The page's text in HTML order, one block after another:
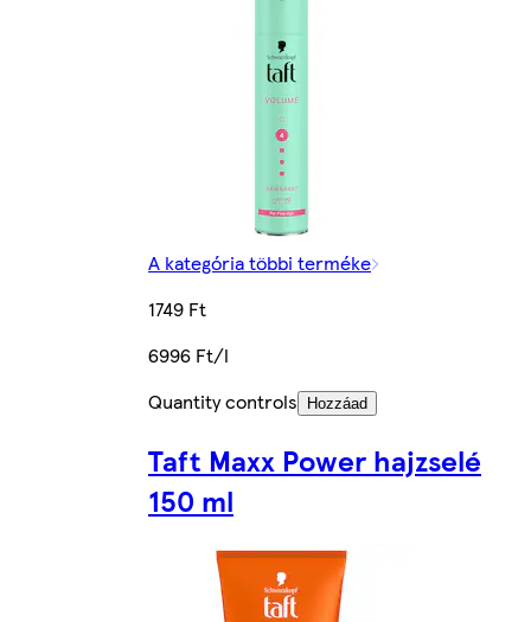
A kategória többi terméke
1749 Ft
6996 Ft/l
Quantity controls
Hozzáad
Taft Maxx Power hajzselé
150 ml